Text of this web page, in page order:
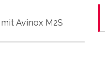
Avinox M2S